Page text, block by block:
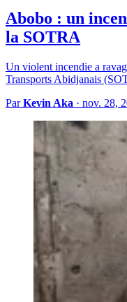
Abobo : un
la SOTRA
Un violent incendie a
Transports Abidjanais
ParKevin Aka · nov. 28,